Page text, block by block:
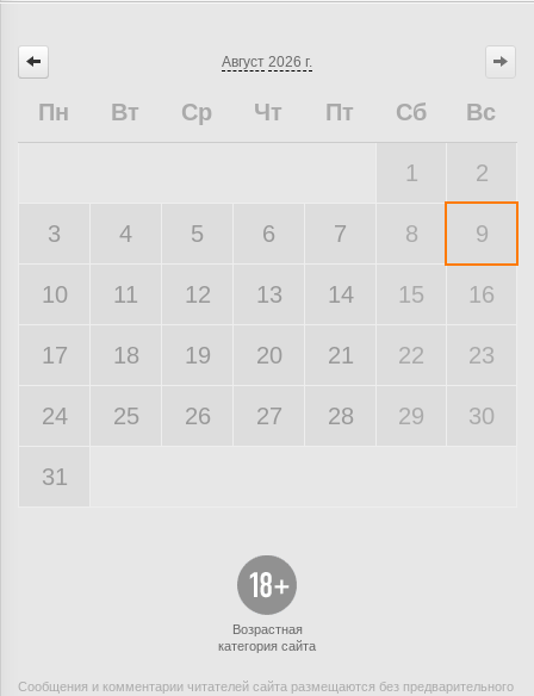
Август 2026 г.
Пн Вт Ср Чт Пт Сб Вс
1 2
3 4 5 6 7 8 9
10 11 12 13 14 15 16
17 18 19 20 21 22 23
24 25 26 27 28 29 30
31
Возрастная
категория сайта
Сообщения и комментарии читателей сайта размещаются без предварительного